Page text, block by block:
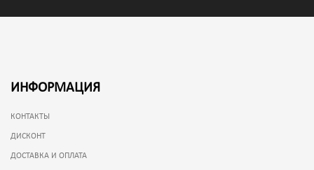
ИНФОРМАЦИЯ
КОНТАКТЫ
ДИСКОНТ
ДОСТАВКА И ОПЛАТА